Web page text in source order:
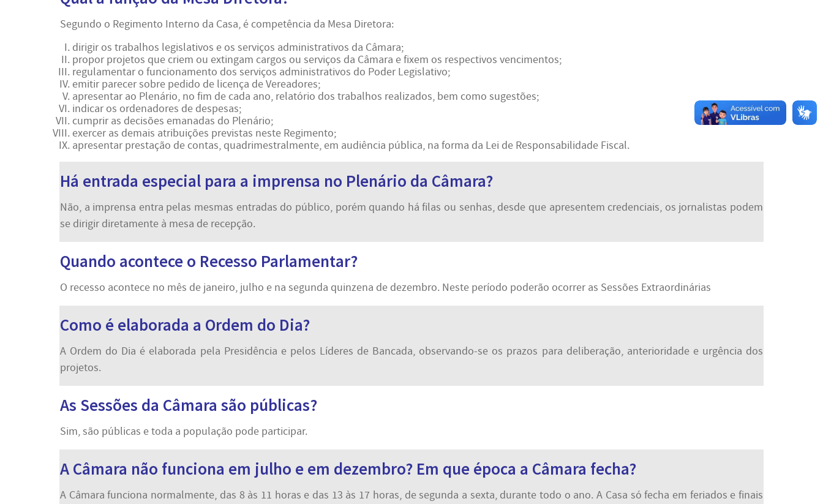
Segundo o Regimento Interno da Casa, é competência da Mesa Diretora:
dirigir os trabalhos legislativos e os serviços administrativos da Câmara;
propor projetos que criem ou extingam cargos ou serviços da Câmara e fixem os respectivos vencimentos;
regulamentar o funcionamento dos serviços administrativos do Poder Legislativo;
emitir parecer sobre pedido de licença de Vereadores;
apresentar ao Plenário, no fim de cada ano, relatório dos trabalhos realizados, bem como sugestões;
indicar os ordenadores de despesas;
cumprir as decisões emanadas do Plenário;
exercer as demais atribuições previstas neste Regimento;
apresentar prestação de contas, quadrimestralmente, em audiência pública, na forma da Lei de Responsabilidade Fiscal.
Há entrada especial para a imprensa no Plenário da Câmara?
Não, a imprensa entra pelas mesmas entradas do público, porém quando há filas ou senhas, desde que apresentem credenciais, os jornalistas podem
se dirigir diretamente à mesa de recepção.
Quando acontece o Recesso Parlamentar?
O recesso acontece no mês de janeiro, julho e na segunda quinzena de dezembro. Neste período poderão ocorrer as Sessões Extraordinárias
Como é elaborada a Ordem do Dia?
A Ordem do Dia é elaborada pela Presidência e pelos Líderes de Bancada, observando-se os prazos para deliberação, anterioridade e urgência dos
projetos.
As Sessões da Câmara são públicas?
Sim, são públicas e toda a população pode participar.
A Câmara não funciona em julho e em dezembro? Em que época a Câmara fecha?
A Câmara funciona normalmente, das 8 às 11 horas e das 13 às 17 horas, de segunda a sexta, durante todo o ano. A Casa só fecha em feriados e finais